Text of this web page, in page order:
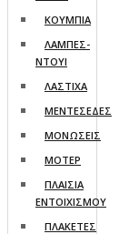
ΚΟΥΜΠΙΑ
ΛΑΜΠΕΣ-
ΝΤΟΥΙ
ΛΑΣΤΙΧΑ
ΜΕΝΤΕΣΕΔΕΣ
ΜΟΝΩΣΕΙΣ
ΜΟΤΕΡ
ΠΛΑΙΣΙΑ
ΕΝΤΟΙΧΙΣΜΟΥ
ΠΛΑΚΕΤΕΣ